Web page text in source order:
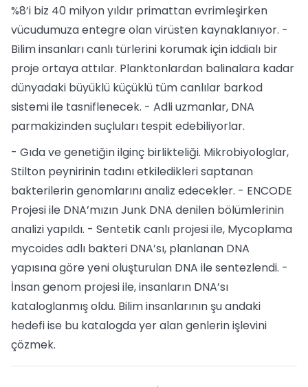
%8’i biz 40 milyon yıldır primattan evrimleşirken
vücudumuza entegre olan virüsten kaynaklanıyor. -
Bilim insanları canlı türlerini korumak için iddialı bir
proje ortaya attılar. Planktonlardan balinalara kadar
dünyadaki büyüklü küçüklü tüm canlılar barkod
sistemi ile tasniflenecek. - Adli uzmanlar, DNA
parmakizinden suçluları tespit edebiliyorlar.
- Gıda ve genetiğin ilginç birlikteliği. Mikrobiyologlar,
Stilton peynirinin tadını etkiledikleri saptanan
bakterilerin genomlarını analiz edecekler. - ENCODE
Projesi ile DNA’mızın Junk DNA denilen bölümlerinin
analizi yapıldı. - Sentetik canlı projesi ile, Mycoplama
mycoides adlı bakteri DNA’sı, planlanan DNA
yapısına göre yeni oluşturulan DNA ile sentezlendi. -
İnsan genom projesi ile, insanların DNA’sı
kataloglanmış oldu. Bilim insanlarının şu andaki
hedefi ise bu katalogda yer alan genlerin işlevini
çözmek.